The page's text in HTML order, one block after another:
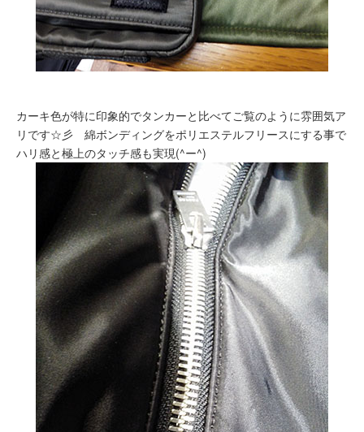
カーキ色が特に印象的でタンカーと比べてご覧のように雰囲気ア
リです☆彡 綿ボンディングをポリエステルフリースにする事で
ハリ感と極上のタッチ感も実現(^ー^)